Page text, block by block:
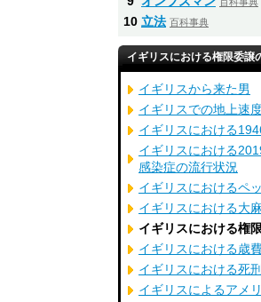
10 立法 百科事典
イギリスにおける権限委譲
イギリスから来た男
イギリスでの地上速
イギリスにおける
イギリスにおける
感染症の流行状況
イギリスにおけるペ
イギリスにおける大
イギリスにおける権
イギリスにおける歳
イギリスにおける死刑
イギリスによるアメ